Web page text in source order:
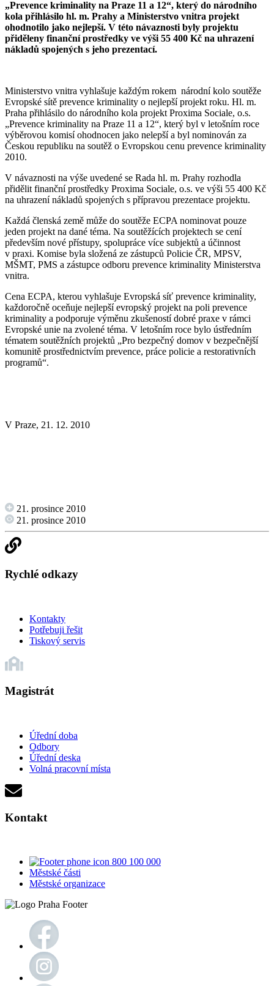
„Prevence kriminality na Praze 11 a 12“, který do národního
kola přihlásilo hl. m. Prahy a Ministerstvo vnitra projekt
ohodnotilo jako nejlepší. V této návaznosti byly projektu
přiděleny finanční prostředky ve výši 55 400 Kč na uhrazení
nákladů spojených s jeho prezentací.
Ministerstvo vnitra vyhlašuje každým rokem národní kolo soutěže
Evropské sítě prevence kriminality o nejlepší projekt roku. Hl. m.
Praha přihlásilo do národního kola projekt Proxima Sociale, o.s.
„Prevence kriminality na Praze 11 a 12“, který byl v letošním roce
výběrovou komisí ohodnocen jako nelepší a byl nominován za
Českou republiku na soutěž o Evropskou cenu prevence kriminality
2010.
V návaznosti na výše uvedené se Rada hl. m. Prahy rozhodla
přidělit finanční prostředky Proxima Sociale, o.s. ve výši 55 400 Kč
na uhrazení nákladů spojených s přípravou prezentace projektu.
Každá členská země může do soutěže ECPA nominovat pouze
jeden projekt na dané téma. Na soutěžících projektech se cení
především nové přístupy, spolupráce více subjektů a účinnost
v praxi. Komise byla složená ze zástupců Policie ČR, MPSV,
MŠMT, PMS a zástupce odboru prevence kriminality Ministerstva
vnitra.
Cena ECPA, kterou vyhlašuje Evropská síť prevence kriminality,
každoročně oceňuje nejlepší evropský projekt na poli prevence
kriminality a podporuje výměnu zkušeností dobré praxe v rámci
Evropské unie na zvolené téma. V letošním roce bylo ústředním
tématem soutěžních projektů „Pro bezpečný domov v bezpečnější
komunitě prostřednictvím prevence, práce policie a restorativních
programů“.
V Praze, 21. 12. 2010
21. prosince 2010
21. prosince 2010
Rychlé odkazy
Kontakty
Potřebuji řešit
Tiskový servis
Magistrát
Úřední doba
Odbory
Úřední deska
Volná pracovní místa
Kontakt
800 100 000
Městské části
Městské organizace